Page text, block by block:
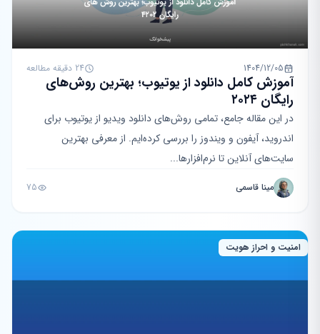
1404/12/05 24 دقیقه مطالعه
آموزش کامل دانلود از یوتیوب؛ بهترین روش‌های
رایگان ۲۰۲۴
در این مقاله جامع، تمامی روش‌های دانلود ویدیو از یوتیوب برای
اندروید، آیفون و ویندوز را بررسی کرده‌ایم. از معرفی بهترین
سایت‌های آنلاین تا نرم‌افزارها...
مینا قاسمی 75
امنیت و احراز هویت